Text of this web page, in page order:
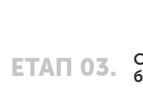
ЕТАП 03.